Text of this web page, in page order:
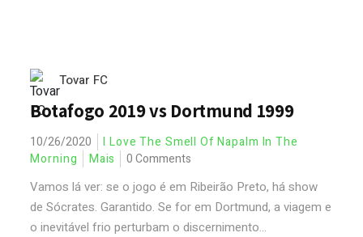
Tovar FC
Botafogo 2019 vs Dortmund 1999
10/26/2020
I Love The Smell Of Napalm In The
Morning
Mais 0 Comments
Vamos lá ver: se o jogo é em Ribeirão Preto, há show
de Sócrates. Garantido. Se for em Dortmund, a viagem e
o inevitável frio perturbam o discernimento...